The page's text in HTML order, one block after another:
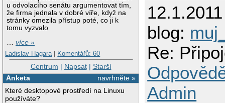
u odvolacího senátu argumentovat tím,
že firma jednala v dobré víře, když na
stránky omezila přístup poté, co ji k
tomu vyzvalo
…více »
Ladislav Hagara | Komentářů: 60
Centrum | Napsat| Starší
navrhněte »
Anketa
Které desktopové prostředí na Linuxu
používáte?
blog:
Re:
Admin